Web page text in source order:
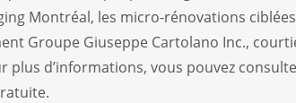
Montréal, les micro-rénovations
Groupe Giuseppe Cartolano Inc.,
plus d’informations, vous pouvez